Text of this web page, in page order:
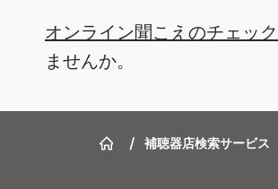
オンライン聞こえのチェック
ませんか。
/ 補聴器店検索サービス